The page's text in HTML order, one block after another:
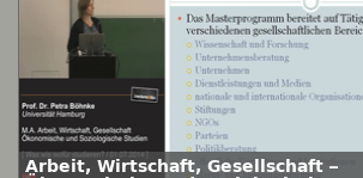
Arbeit, Wirtschaft, Gesellschaft –